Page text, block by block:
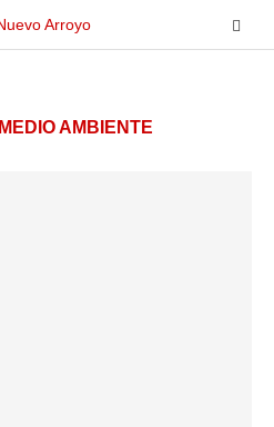
MEDIO AMBIENTE